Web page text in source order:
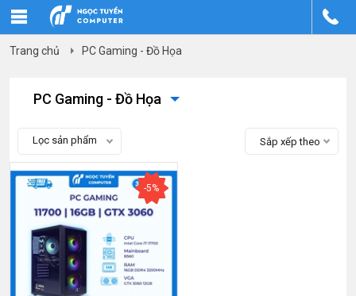
Trang chủ PC Gaming - Đồ Họa
PC Gaming - Đồ Họa
Lọc sản phẩm Sắp xếp theo
-5%